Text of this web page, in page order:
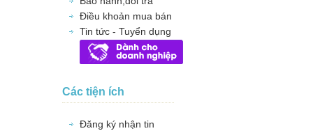
Điều khoản mua bán
Tin tức - Tuyển dụng
Các tiện ích
Đăng ký nhận tin